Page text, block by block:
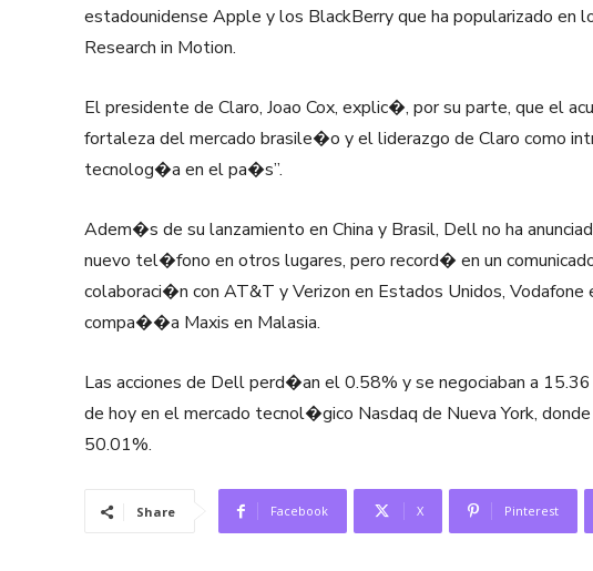
estadounidense Apple y los BlackBerry que ha popularizado
Research in Motion.
El presidente de Claro, Joao Cox, explic�, por su parte, que el
fortaleza del mercado brasile�o y el liderazgo de Claro como
tecnolog�a en el pa�s”.
Adem�s de su lanzamiento en China y Brasil, Dell no ha
nuevo tel�fono en otros lugares, pero record� en un
colaboraci�n con AT&T y Verizon en Estados Unidos, Vodafone
compa��a Maxis en Malasia.
Las acciones de Dell perd�an el 0.58% y se negociaban a
de hoy en el mercado tecnol�gico Nasdaq de Nueva York,
50.01%.
Share Facebook X Pinterest